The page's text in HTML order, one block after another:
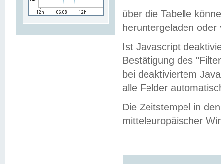
über die Tabelle
heruntergeladen oder
Ist Javascript
Bestätigung des
bei deaktiviertem
alle Felder
Die Zeitstempel in
mitteleuropäischer